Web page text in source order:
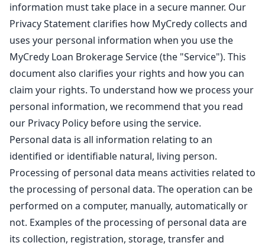
information must take place in a secure manner. Our
Privacy Statement clarifies how MyCredy collects and
uses your personal information when you use the
MyCredy Loan Brokerage Service (the "Service"). This
document also clarifies your rights and how you can
claim your rights. To understand how we process your
personal information, we recommend that you read
our Privacy Policy before using the service.
Personal data is all information relating to an
identified or identifiable natural, living person.
Processing of personal data means activities related to
the processing of personal data. The operation can be
performed on a computer, manually, automatically or
not. Examples of the processing of personal data are
its collection, registration, storage, transfer and